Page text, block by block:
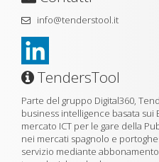
info@tenderstool.it
TendersTool
Parte del gruppo Digital360,
business intelligence basata sui
mercato ICT per le gare della
nei mercati spagnolo e
servizio mediante